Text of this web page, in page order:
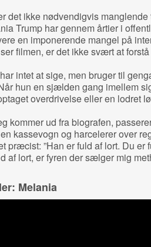
det ikke nødvendigvis
Trump har gennem årtier i
en imponerende mangel på
filmen, er det ikke svært at forstå
intet at sige, men bruger til
hun en sjælden gang imellem
overdrivelse eller en lodret
kommer ud fra biografen,
kassevogn og harcelerer over
præcist: ”Han er fuld af lort. Du er
af lort, er fyren der sælger mig
Melania